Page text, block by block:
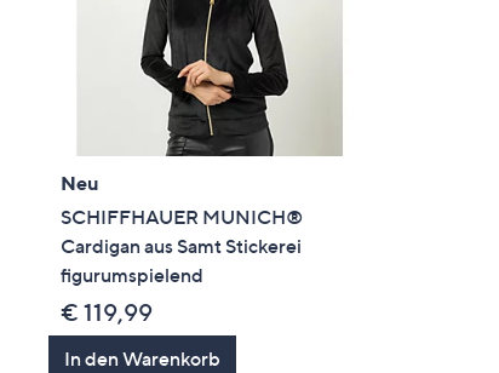
Neu
SCHIFFHAUER MUNICH®
Cardigan aus Samt Stickerei
figurumspielend
€ 119,99
In den Warenkorb